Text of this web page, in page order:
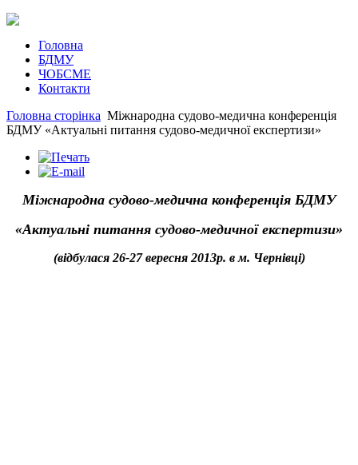
Головна
БДМУ
ЧОБСМЕ
Контакти
Головна сторінка Міжнародна судово-медична конференцiя
БДМУ «Актуальні питання судово-медичної експертизи»
Міжнародна судово-медична конференцiя БДМУ
«Актуальні питання судово-медичної експертизи»
(відбулася 26-27 вересня 2013р. в м. Чернівці)